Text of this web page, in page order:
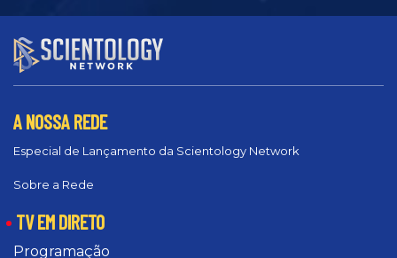
A NOSSA REDE
Especial de Lançamento da Scientology Network
Sobre a Rede
TV EM DIRETO
Programação